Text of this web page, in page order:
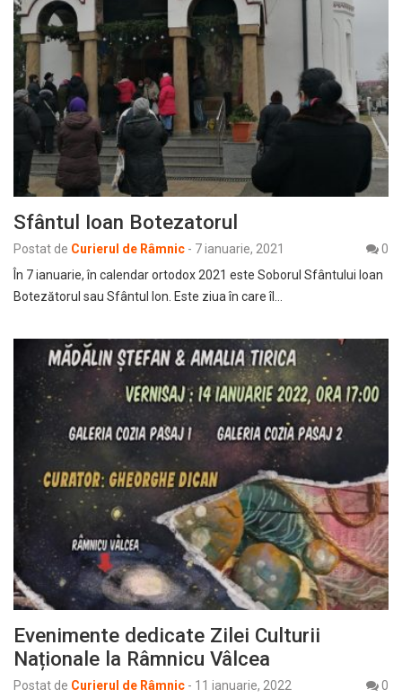
Sfântul Ioan Botezatorul
Postat de Curierul de Râmnic - 7 ianuarie, 2021
0
În 7 ianuarie, în calendar ortodox 2021 este Soborul Sfântului Ioan
Botezătorul sau Sfântul Ion. Este ziua în care îl…
Evenimente dedicate Zilei Culturii
Naționale la Râmnicu Vâlcea
Postat de Curierul de Râmnic - 11 ianuarie, 2022
0